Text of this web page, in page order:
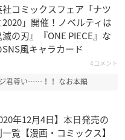
コミックスフェア「ナツ
2020」開催！ノベルティは
滅の刃』『ONE PIECE』な
SNS風キャラカード
4コメント
君尊い……！！ なお本編
年12月4日】本日発売の
覧【漫画・コミックス】